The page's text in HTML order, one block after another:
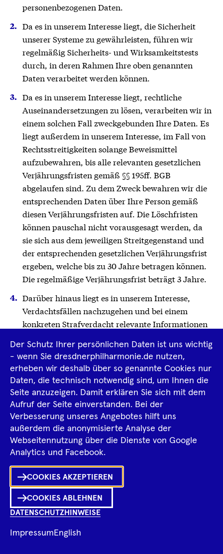
personenbezogenen Daten.
Da es in unserem Interesse liegt, die Sicherheit
unserer Systeme zu gewährleisten, führen wir
regelmäßig Sicherheits- und Wirksamkeitstests
durch, in deren Rahmen Ihre oben genannten
Daten verarbeitet werden können.
Da es in unserem Interesse liegt, rechtliche
Auseinandersetzungen zu lösen, verarbeiten wir in
einem solchen Fall zweckgebunden Ihre Daten. Es
liegt außerdem in unserem Interesse, im Fall von
Rechtsstreitigkeiten solange Beweismittel
aufzubewahren, bis alle relevanten gesetzlichen
Verjährungsfristen gemäß §§ 195ff. BGB
abgelaufen sind. Zu dem Zweck bewahren wir die
entsprechenden Daten über Ihre Person gemäß
diesen Verjährungsfristen auf. Die Löschfristen
können pauschal nicht vorausgesagt werden, da
sie sich aus dem jeweiligen Streitgegenstand und
der entsprechenden gesetzlichen Verjährungsfrist
ergeben, welche bis zu 30 Jahre betragen können.
Die regelmäßige Verjährungsfrist beträgt 3 Jahre.
Darüber hinaus liegt es in unserem Interesse,
Verdachtsfällen nachzugehen und bei einem
konkreten Strafverdacht relevante Informationen
Wir führen Audits, interne Revisionen und andere
Kontrollmaßnahmen durch (bspw. Überwachung
durch den Datenschutzbeauftragten), da es unser
berechtigtes Interesse ist, gesetzliche Vorschriften
einzuhalten, Transparenz über unsere
Geschäftsprozesse zu schaffen, diese Prozesse stets
zu optimieren und geschäftsschädigenden
Handlungen vorzubeugen sowie diese zu
erkennen. Dabei kann es vorkommen, dass
Dokumente oder Dateien verarbeitet werden, die
Ihre personenbezogenen Daten enthalten.
Fehler können jedem passieren und in jedem
betrieblichen Prozess und System vorkommen.
Damit wir diese Prozesse und Systeme optimieren
Der Schutz Ihrer persönlichen Daten ist uns wichtig
- wenn Sie dresdnerphilharmonie.de nutzen,
erheben wir deshalb über so genannte Cookies nur
Daten, die technisch notwendig sind, um Ihnen die
Seite anzuzeigen. Damit erklären Sie sich mit dem
Aufruf der Seite einverstanden. Bei der
Verbesserung unseres Angebotes hilft uns
außerdem die anonymisierte Analyse der
Webseitennutzung über die Dienste von Google
Analytics und Facebook.
COOKIES AKZEPTIEREN
COOKIES ABLEHNEN
DATENSCHUTZHINWEISE
Impressum English